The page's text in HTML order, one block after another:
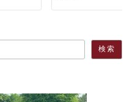
検索